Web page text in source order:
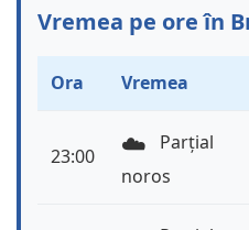
Vremea pe ore în
Ora Vremea
23:00 ☁️
Parțial
noros